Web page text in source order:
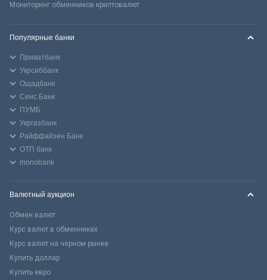
Мониторинг обменников криптовалют
Популярные банки
Приватбанк
Укрсиббанк
Ощадбанк
Сенс Банк
ПУМБ
Укргазбанк
Райффайзен Банк
ОТП банк
monobank
Валютный аукцион
Обмен валют
Курс валют в обменниках
Курс валют на черном рынке
Купить доллар
Купить евро